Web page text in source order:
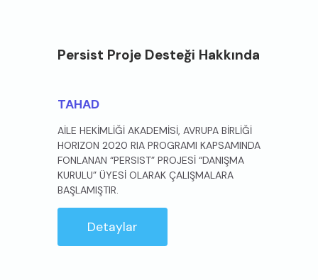
Persist Proje Desteği Hakkında
TAHAD
AİLE HEKİMLİĞİ AKADEMİSİ, AVRUPA BİRLİĞİ
HORIZON 2020 RIA PROGRAMI KAPSAMINDA
FONLANAN “PERSIST” PROJESİ “DANIŞMA
KURULU” ÜYESİ OLARAK ÇALIŞMALARA
BAŞLAMIŞTIR.
Detaylar